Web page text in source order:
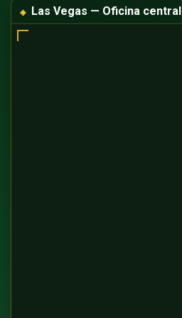
Las Vegas — Oficina central